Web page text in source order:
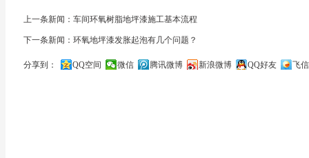
合格的环氧树脂地坪材料在保存和使用过程得当的情况下，一般不会出现掉
上一条新闻：车间环氧树脂地坪漆施工基本流程
下一条新闻：环氧地坪漆发胀起泡有几个问题？
分享到： QQ空间 微信 腾讯微博 新浪微博 QQ好友
飞信